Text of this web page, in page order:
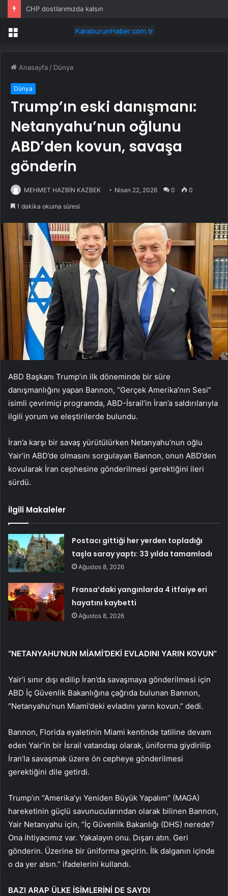
CHP dostlarımızda kalsın
Menü
Anasayfa / Dünya
Dünya
Trump’ın eski danışmanı:
Netanyahu’nun oğlunu
ABD’den kovun, savaşa
gönderin
MEHMET HAZBİN KAZBEK Nisan 22, 2026 0 0
1 dakika okuma süresi
ABD Başkanı Trump’ın ilk döneminde bir süre
danışmanlığını yapan Bannon, “Gerçek Amerika’nın Sesi”
isimli çevrimiçi programda, ABD-İsrail’in İran’a saldırılarıyla
ilgili yorum ve eleştirilerde bulundu.
İran’a karşı bir savaş yürütülürken Netanyahu’nun oğlu
Yair’in ABD’de olmasını sorgulayan Bannon, onun ABD’den
kovularak İran cephesine gönderilmesi gerektiğini ileri
sürdü.
İlgili Makaleler
Postacı gittiği her yerden topladığı
taşla saray yaptı: 33 yılda tamamladı
Ağustos 8, 2026
Fransa’daki yangınlarda 4 itfaiye eri
hayatını kaybetti
Ağustos 8, 2026
“NETANYAHU’NUN MİAMİ’DEKİ EVLADINI YARIN KOVUN”
Yair’i sınır dışı edilip İran’da savaşmaya gönderilmesi için
ABD İç Güvenlik Bakanlığına çağrıda bulunan Bannon,
“Netanyahu’nun Miami’deki evladını yarın kovun.” dedi.
Bannon, Florida eyaletinin Miami kentinde tatiline devam
eden Yair’in bir İsrail vatandaşı olarak, üniforma giydirilip
İran’la savaşmak üzere ön cepheye gönderilmesi
gerektiğini dile getirdi.
Trump’ın “Amerika’yı Yeniden Büyük Yapalım” (MAGA)
hareketinin güçlü savunucularından olarak bilinen Bannon,
Yair Netanyahu için, “İç Güvenlik Bakanlığı (DHS) nerede?
Ona ihtiyacımız var. Yakalayın onu. Dışarı atın. Geri
gönderin. Üzerine bir üniforma geçirin. İlk dalganın içinde
o da yer alsın.” ifadelerini kullandı.
BAZI ARAP ÜLKE İSİMLERİNİ DE SAYDI